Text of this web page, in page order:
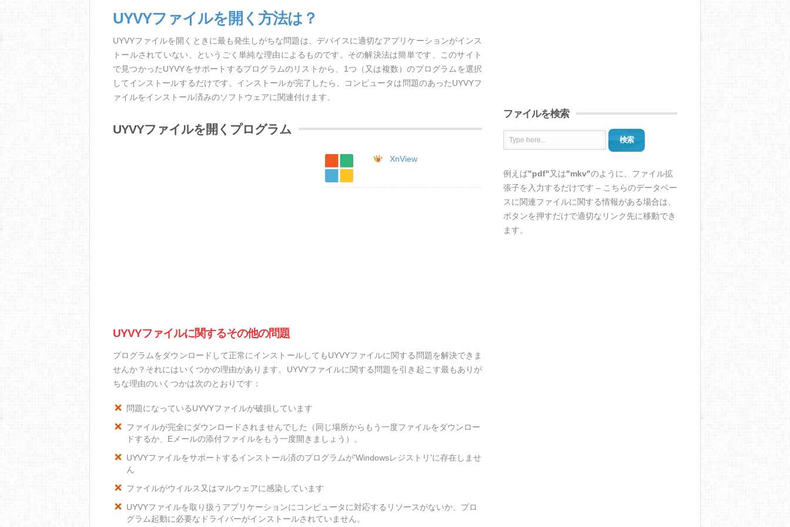
UYVYファイルを開く方法は？
UYVYファイルを開くときに最も発生しがちな問題は、デバイスに適切なアプリケーションがインス
トールされていない、というごく単純な理由によるものです。その解決法は簡単です、このサイト
で見つかったUYVYをサポートするプログラムのリストから、1つ（又は複数）のプログラムを選択
してインストールするだけです。インストールが完了したら、コンピュータは問題のあったUYVYフ
ァイルをインストール済みのソフトウェアに関連付けます。
UYVYファイルを開くプログラム
XnView
UYVYファイルに関するその他の問題
プログラムをダウンロードして正常にインストールしてもUYVYファイルに関する問題を解決できま
せんか？それにはいくつかの理由があります。UYVYファイルに関する問題を引き起こす最もありが
ちな理由のいくつかは次のとおりです：
問題になっているUYVYファイルが破損しています
ファイルが完全にダウンロードされませんでした（同じ場所からもう一度ファイルをダウンロー
ドするか、Eメールの添付ファイルをもう一度開きましょう）。
UYVYファイルをサポートするインストール済のプログラムが'Windowsレジストリ'に存在しませ
ん
ファイルがウイルス又はマルウェアに感染しています
UYVYファイルを取り扱うアプリケーションにコンピュータに対応するリソースがないか、プロ
グラム起動に必要なドライバーがインストールされていません。
ファイルを検索
検索
例えば"pdf"又は"mkv"のように、ファイル拡
張子を入力するだけです – こちらのデータベー
スに関連ファイルに関する情報がある場合は、
ボタンを押すだけで適切なリンク先に移動でき
ます。